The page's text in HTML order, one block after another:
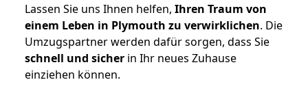
Lassen Sie uns Ihnen helfen, Ihren Traum von
einem Leben in Plymouth zu verwirklichen. Die
Umzugspartner werden dafür sorgen, dass Sie
schnell und sicher in Ihr neues Zuhause
einziehen können.